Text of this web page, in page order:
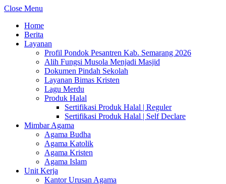
Close Menu
Home
Berita
Layanan
Profil Pondok Pesantren Kab. Semarang 2026
Alih Fungsi Musola Menjadi Masjid
Dokumen Pindah Sekolah
Layanan Bimas Kristen
Lagu Merdu
Produk Halal
Sertifikasi Produk Halal | Reguler
Sertifikasi Produk Halal | Self Declare
Mimbar Agama
Agama Budha
Agama Katolik
Agama Kristen
Agama Islam
Unit Kerja
Kantor Urusan Agama